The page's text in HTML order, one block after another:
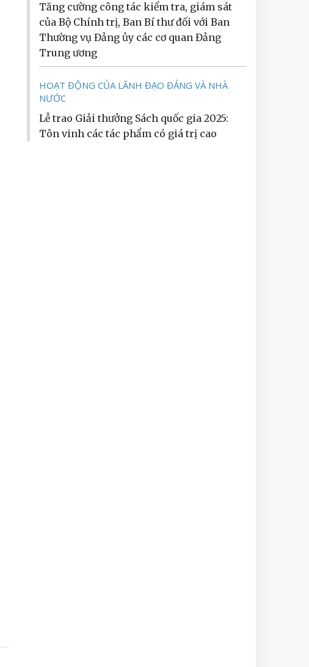
Tăng cường công tác kiểm tra, giám sát
của Bộ Chính trị, Ban Bí thư đối với Ban
Thường vụ Đảng ủy các cơ quan Đảng
Trung ương
HOẠT ĐỘNG CỦA LÃNH ĐẠO ĐẢNG VÀ NHÀ
NƯỚC
Lễ trao Giải thưởng Sách quốc gia 2025:
Tôn vinh các tác phẩm có giá trị cao